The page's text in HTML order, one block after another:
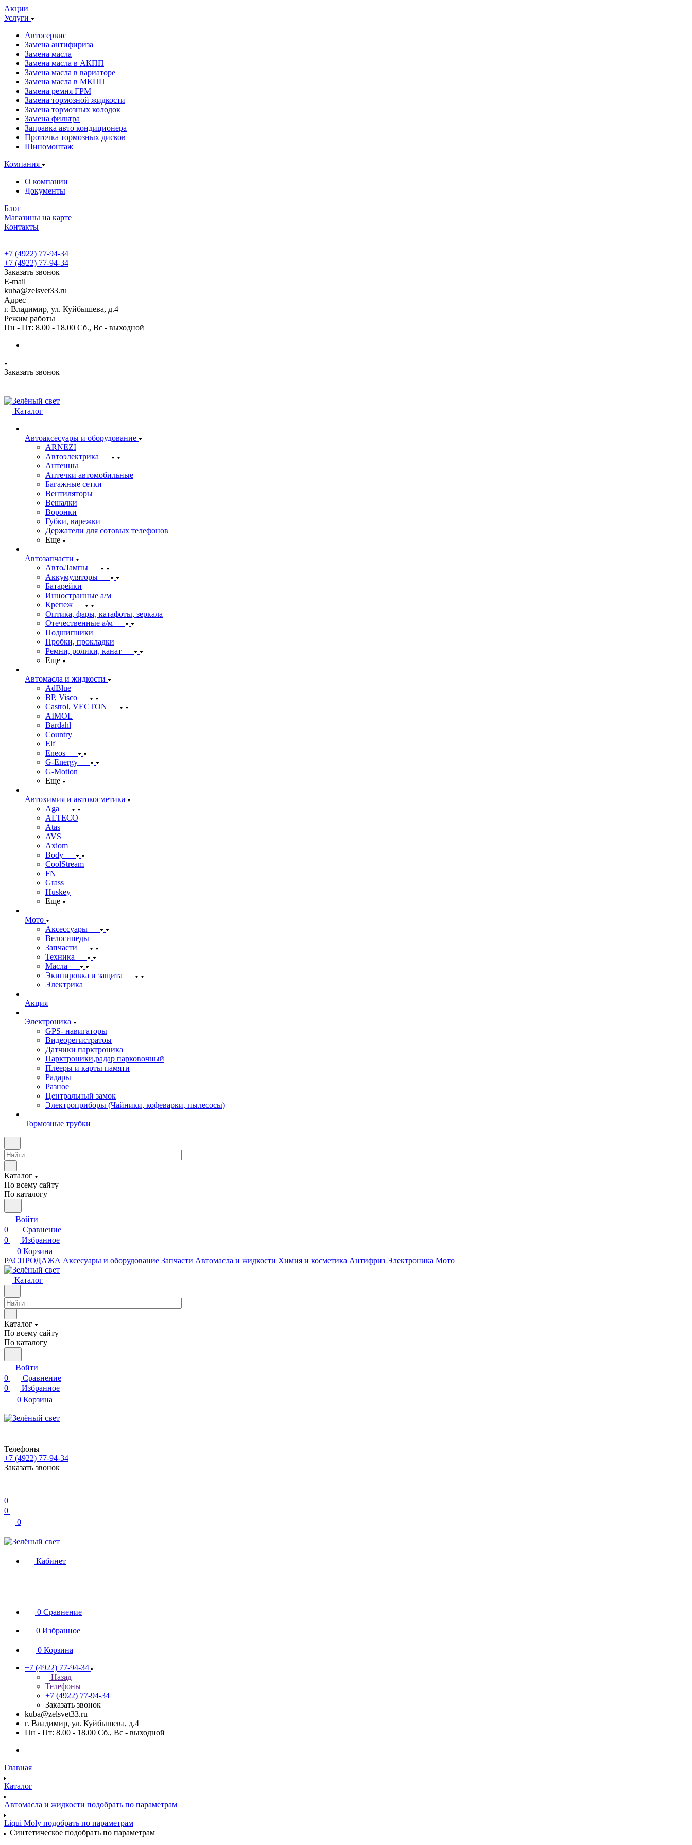
Акции
Услуги
Автосервис
Замена антифириза
Замена масла
Замена масла в АКПП
Замена масла в вариаторе
Замена масла в МКПП
Замена ремня ГРМ
Замена тормозной жидкости
Замена тормозных колодок
Замена фильтра
Заправка авто кондиционера
Проточка тормозных дисков
Шиномонтаж
Компания
О компании
Документы
Блог
Магазины на карте
Контакты
+7 (4922) 77-94-34
+7 (4922) 77-94-34
Заказать звонок
E-mail
kuba@zelsvet33.ru
Адрес
г. Владимир, ул. Куйбышева, д.4
Режим работы
Пн - Пт: 8.00 - 18.00 Сб., Вс - выходной
Заказать звонок
Каталог
Автоаксесуары и оборудование
ARNEZI
Автоэлектрика
Антенны
Аптечки автомобильные
Багажные сетки
Вентиляторы
Вешалки
Воронки
Губки, варежки
Держатели для сотовых телефонов
Еще
Автозапчасти
АвтоЛампы
Аккумуляторы
Батарейки
Инностранные а/м
Крепеж
Оптика, фары, катафоты, зеркала
Отечественные а/м
Подшипники
Пробки, прокладки
Ремни, ролики, канат
Еще
Автомасла и жидкости
AdBlue
BP, Visco
Castrol, VECTON
AIMOL
Bardahl
Country
Elf
Eneos
G-Energy
G-Motion
Еще
Автохимия и автокосметика
Aga
ALTECO
Atas
AVS
Axiom
Body
CoolStream
FN
Grass
Huskey
Еще
Мото
Аксессуары
Велосипеды
Запчасти
Техника
Масла
Экипировка и защита
Электрика
Акция
Электроника
GPS- навигаторы
Видеорегистратоы
Датчики парктроника
Парктроники,радар парковочный
Плееры и карты памяти
Радары
Разное
Центральный замок
Электроприборы (Чайники, кофеварки, пылесосы)
Тормозные трубки
Каталог
По всему сайту
По каталогу
Войти
0
Сравнение
0
Избранное
0 Корзина
РАСПРОДАЖА Аксесуары и оборудование Запчасти Автомасла и жидкости Химия и косметика Антифриз Электроника Мото
Каталог
Каталог
По всему сайту
По каталогу
Войти
0
Сравнение
0
Избранное
0 Корзина
Телефоны
+7 (4922) 77-94-34
Заказать звонок
0
0
0
Кабинет
0 Сравнение
0 Избранное
0 Корзина
+7 (4922) 77-94-34
Назад
Телефоны
+7 (4922) 77-94-34
Заказать звонок
kuba@zelsvet33.ru
г. Владимир, ул. Куйбышева, д.4
Пн - Пт: 8.00 - 18.00 Сб., Вс - выходной
Главная
Каталог
Автомасла и жидкости подобрать по параметрам
Liqui Moly подобрать по параметрам
Синтетическое подобрать по параметрам